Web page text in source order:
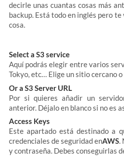
decirle unas cuantas cosas más
backup. Está todo en inglés pero te
cosa.
Select a S3 service
Aquí podrás elegir entre varios
Tokyo, etc… Elige un sitio cercano
Or a S3 Server URL
Por si quieres añadir un
anterior. Déjalo en blanco si no es
Access Keys
Este apartado está destinado a
credenciales de seguridad enAWS.
y contraseña. Debes conseguirlas